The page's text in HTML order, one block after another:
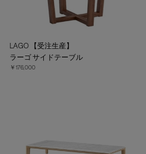
LAGO 【受注生産】
ラーゴ サイドテーブル
￥176,000